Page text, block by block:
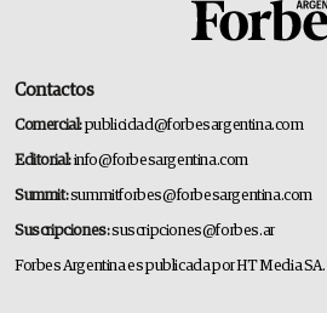
Contactos
Comercial:publicidad@forbesargentina.com
Editorial:info@forbesargentina.com
Summit:summitforbes@forbesargentina.com
Suscripciones:suscripciones@forbes.ar
Forbes Argentina es publicada por HT Media SA.